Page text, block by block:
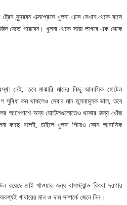
সুন্দরবন এক্সপ্রেসে খুলনা এসে সেখান থেকে বাসে
যেতে পারবেন। খুলনা থেকে সময় লাগবে এক থেকে
নেই, তবে মাঝারি মানের কিছু আবাসিক হোটেল
কম থাকলেও সেবার মান তুলনামূলক ভাল, তবে
আশেপাশে অন্য হোটেলগুলোতেও থাকার জন্য খোঁজ
কাছে বলেই, চাইলে খুলনা গিয়েও কোন আবাসিক
রয়েছে তাই খাওয়ার জন্য বাসস্ট্যান্ড কিংবা দরগার
খাবারের মান ও দাম সম্পর্কে জেনে নিন।